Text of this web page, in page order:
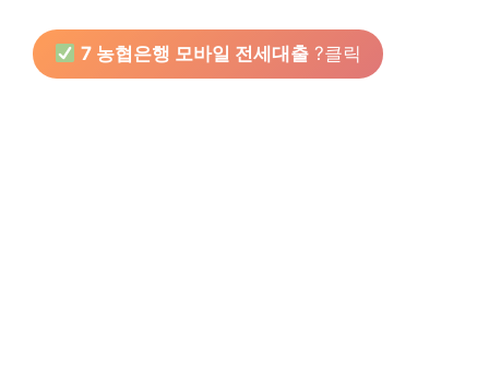
7 농협은행 모바일 전세대출 ?클릭